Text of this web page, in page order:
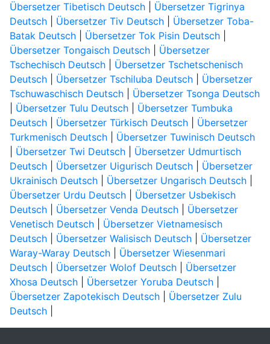
Übersetzer Tibetisch Deutsch| Übersetzer Tigrinya
Deutsch| Übersetzer Tiv Deutsch| Übersetzer Toba-
Batak Deutsch| Übersetzer Tok Pisin Deutsch|
Übersetzer Tongaisch Deutsch| Übersetzer
Tschechisch Deutsch| Übersetzer Tschetschenisch
Deutsch| Übersetzer Tschiluba Deutsch| Übersetzer
Tschuwaschisch Deutsch| Übersetzer Tsonga Deutsch
Übersetzer Tulu Deutsch| Übersetzer Tumbuka
Deutsch| Übersetzer Türkisch Deutsch| Übersetzer
Turkmenisch Deutsch| Übersetzer Tuwinisch Deutsch
Übersetzer Twi Deutsch| Übersetzer Udmurtisch
Deutsch| Übersetzer Uigurisch Deutsch| Übersetzer
Ukrainisch Deutsch| Übersetzer Ungarisch Deutsch|
Übersetzer Urdu Deutsch| Übersetzer Usbekisch
Deutsch| Übersetzer Venda Deutsch| Übersetzer
Venetisch Deutsch| Übersetzer Vietnamesisch
Deutsch| Übersetzer Walisisch Deutsch| Übersetzer
Waray-Waray Deutsch| Übersetzer Wiesenmari
Deutsch| Übersetzer Wolof Deutsch| Übersetzer
Xhosa Deutsch| Übersetzer Yoruba Deutsch|
Übersetzer Zapotekisch Deutsch| Übersetzer Zulu
Deutsch|